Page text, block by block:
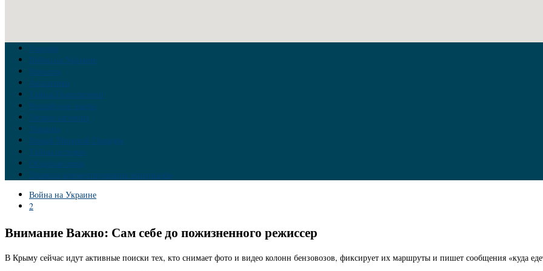
Главная
Война на Украине
Новости
Аналитика
Тайны Геополитики
Российские элиты
Теория заговора
Украина
Новый Мировой Порядок
Тайны истории
Обратная связь
Правила комментирования материалов
Война на Украине
2
Внимание Важно: Сам себе до пожизненного режиссер
В Крыму сейчас идут активные поиски тех, кто снимает фото и видео колонн бензовозов, фиксирует их маршруты и пишет сообщения «куда